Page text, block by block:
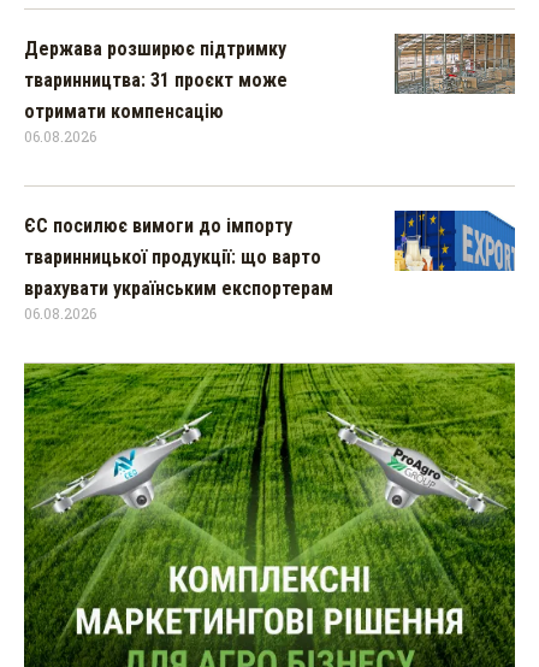
Держава розширює підтримку
тваринництва: 31 проєкт може
отримати компенсацію
06.08.2026
ЄС посилює вимоги до імпорту
тваринницької продукції: що варто
врахувати українським експортерам
06.08.2026